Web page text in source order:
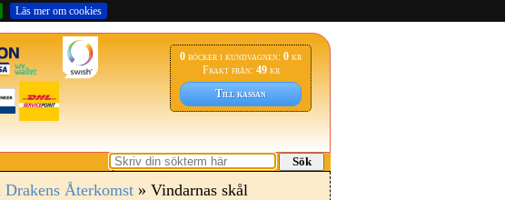
Läs mer om cookies
0 böcker i kundvagnen:0kr
Frakt från: 49kr
Till kassan
Sök
Drakens Återkomst» Vindarnas skål